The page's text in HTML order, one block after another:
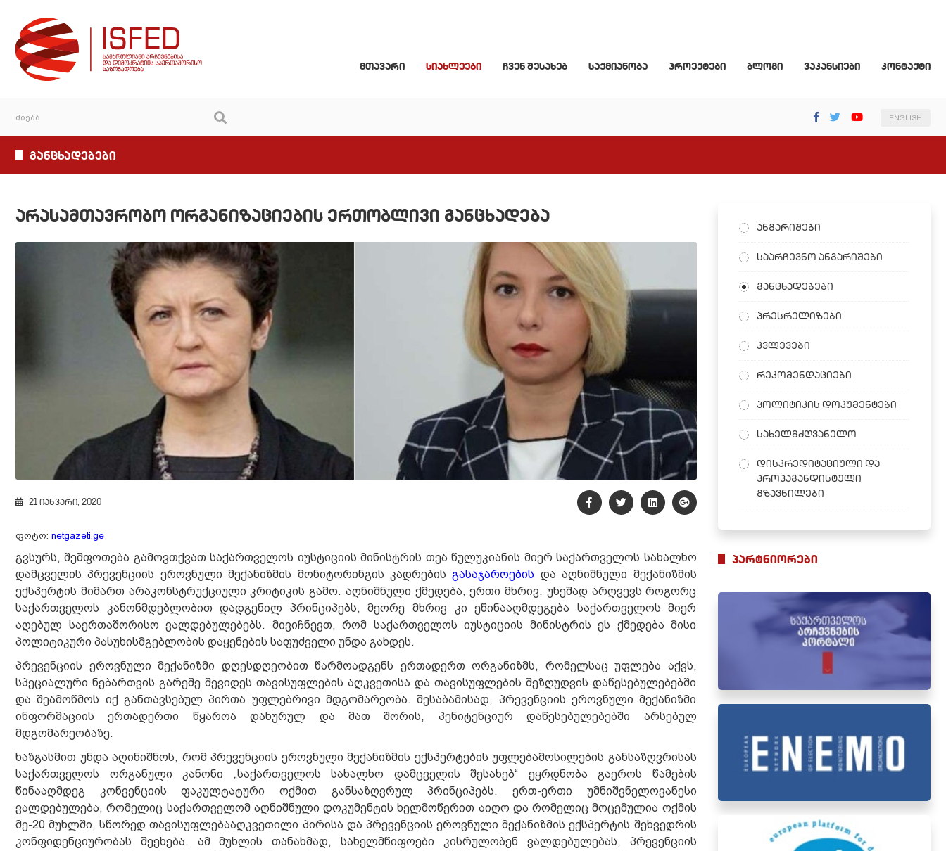
მთავარი სიახლეები ჩვენ შესახებ საქმიანობა პროექტები ბლოგი ვაკანსიები კონტაქტი
ENGLISH
განცხადებები
არასამთავრობო ორგანიზაციების ერთობლივი განცხადება
21 იანვარი, 2020
ფოტო: netgazeti.ge
გვსურს, შეშფოთება გამოვთქვათ საქართველოს იუსტიციის მინისტრის თეა წულუკიანის მიერ საქართველოს სახალხო
დამცველის პრევენციის ეროვნული მექანიზმის მონიტორინგის კადრებისგასაჯაროების და აღნიშნული მექანიზმის
ექსპერტის მიმართ არაკონსტრუქციული კრიტიკის გამო. აღნიშნული ქმედება, ერთი მხრივ, უხეშად არღვევს როგორც
საქართველოს კანონმდებლობით დადგენილ პრინციპებს, მეორე მხრივ კი ეწინააღმდეგება საქართველოს მიერ
აღებულ საერთაშორისო ვალდებულებებს. მივიჩნევთ, რომ საქართველოს იუსტიციის მინისტრის ეს ქმედება მისი
პოლიტიკური პასუხისმგებლობის დაყენების საფუძველი უნდა გახდეს.
პრევენციის ეროვნული მექანიზმი დღესდღეობით წარმოადგენს ერთადერთ ორგანიზმს, რომელსაც უფლება აქვს,
სპეციალური ნებართვის გარეშე შევიდეს თავისუფლების აღკვეთისა და თავისუფლების შეზღუდვის დაწესებულებებში
და შეამოწმოს იქ განთავსებულ პირთა უფლებრივი მდგომარეობა. შესაბამისად, პრევენციის ეროვნული მექანიზმი
ინფორმაციის ერთადერთი წყაროა დახურულ და მათ შორის, პენიტენციურ დაწესებულებებში არსებულ
მდგომარეობაზე.
ხაზგასმით უნდა აღინიშნოს, რომ პრევენციის ეროვნული მექანიზმის ექსპერტების უფლებამოსილების განსაზღვრისას
საქართველოს ორგანული კანონი „საქართველოს სახალხო დამცველის შესახებ“ ეყრდნობა გაეროს წამების
წინააღმდეგ კონვენციის ფაკულტატური ოქმით განსაზღვრულ პრინციპებს. ერთ-ერთი უმნიშვნელოვანესი
ვალდებულება, რომელიც საქართველომ აღნიშნული დოკუმენტის ხელმოწერით აიღო და რომელიც მოცემულია ოქმის
მე-20 მუხლში, სწორედ თავისუფლებააღკვეთილი პირისა და პრევენციის ეროვნული მექანიზმის ექსპერტის შეხვედრის
კონფიდენციურობას შეეხება. ამ მუხლის თანახმად, სახელმწიფოები კისრულობენ ვალდებულებას, პრევენციის
ანგარიშები
საარჩევნო ანგარიშები
განცხადებები
პრესრელიზები
კვლევები
რეკომენდაციები
პოლიტიკის დოკუმენტები
სახელმძღვანელო
დისკრედიტაციული და
პროპაგანდისტული
გზავნილები
პარტნიორები